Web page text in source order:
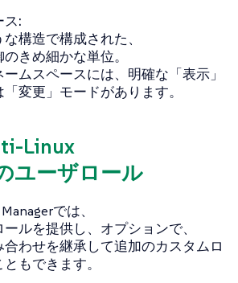
ス:
構造で構成された、
きめ細かな単位。
ムスペースには、明確な「表示」
変更」モードがあります。
Linux
ユーザロール
では、
ルを提供し、オプションで、
わせを継承して追加のカスタムロ
もできます。